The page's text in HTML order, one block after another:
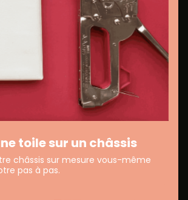
toile sur un châssis
châssis sur mesure vous-même
pas à pas.